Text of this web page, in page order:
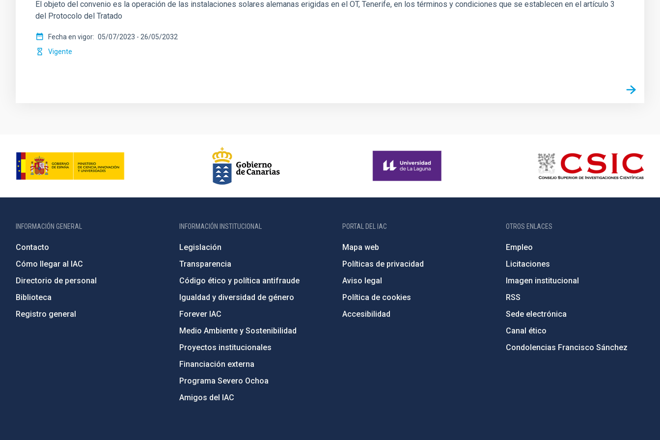
El objeto del convenio es la operación de las instalaciones solares alemanas erigidas en el OT, Tenerife, en los términos y condiciones que se establecen en el artículo 3
del Protocolo del Tratado
Fecha en vigor 05/07/2023 - 26/05/2032
Vigente
INFORMACIÓN GENERAL
Contacto
Cómo llegar al IAC
Directorio de personal
Biblioteca
Registro general
INFORMACIÓN INSTITUCIONAL
Legislación
Transparencia
Código ético y política antifraude
Igualdad y diversidad de género
Forever IAC
Medio Ambiente y Sostenibilidad
Proyectos institucionales
Financiación externa
Programa Severo Ochoa
Amigos del IAC
PORTAL DEL IAC
Mapa web
Políticas de privacidad
Aviso legal
Política de cookies
Accesibilidad
OTROS ENLACES
Empleo
Licitaciones
Imagen institucional
RSS
Sede electrónica
Canal ético
Condolencias Francisco Sánchez